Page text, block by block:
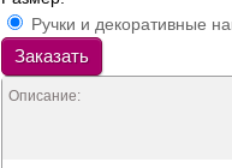
Ручки и декоративные
Заказать
Описание: